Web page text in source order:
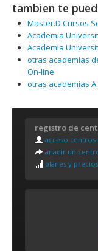
tambien te
Master.D Cursos
Academia
Academia
otras academias
On-line
otras academias
registro de
acceso centros
añadir un
planes y